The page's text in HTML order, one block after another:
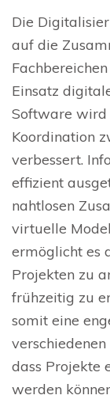
Die
auf die
Einsatz
Software wird
Koordination
verbessert.
effizient
nahtlosen
virtuelle
ermöglicht es
Projekten zu
frühzeitig zu
somit eine
dass Projekte
werden